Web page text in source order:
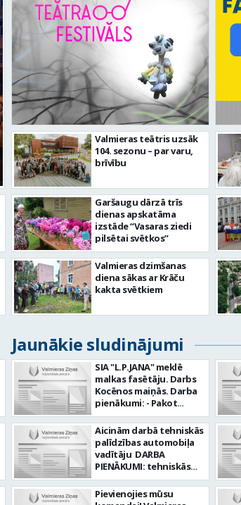
FOTO: Valmieras pilsētas
Valmieras teātris uzsāk
104. sezonu – par varu,
brīvību
Garšaugu dārzā trīs
dienas apskatāma
izstāde “Vasaras ziedi
pilsētai svētkos”
Valmieras dzimšanas
diena sākas ar Krāču
kakta svētkiem
Jaunākie sludinājumi
SIA "L.P.JANA" meklē
malkas fasētāju. Darbs
Kocēnos maiņās. Darba
pienākumi: - Pakot
kamīnmalku, atbilstoši
darba uzdevumam -
Marķēt un pārbaudīt
gatavo produkciju -
Rūpēties par darba
darba vietā Prasības
kandidātiem: - Laba
Aicinām darbā tehniskās
palīdzības automobiļa
vadītāju DARBA
PIENĀKUMI: tehniskās
palīdzības sniegšana
transportlīdzekļu
evakuācija
Pievienojies mūsu